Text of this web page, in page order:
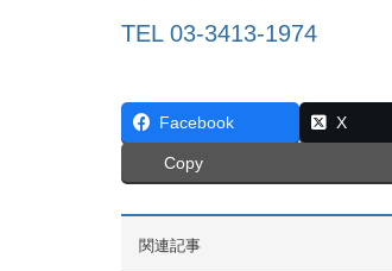
TEL 03-3413‐1974
Facebook X
Copy
関連記事